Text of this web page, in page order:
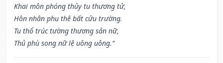
Khai môn phóng thủy tu thương tử,
Hôn nhân phu thê bất cửu trường.
Tu thổ trúc tường thương sản nữ,
Thủ phù song nữ lệ uông uông.”